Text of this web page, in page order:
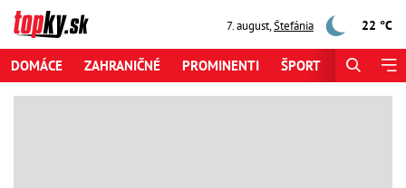
7. august,Štefánia 22 °C
DOMÁCE ZAHRANIČNÉ PROMINENTI ŠPORT